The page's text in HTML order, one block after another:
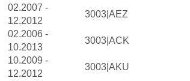
02.2007 -
12.2012
3003|AEZ
02.2006 -
10.2013
3003|ACK
10.2009 -
12.2012
3003|AKU